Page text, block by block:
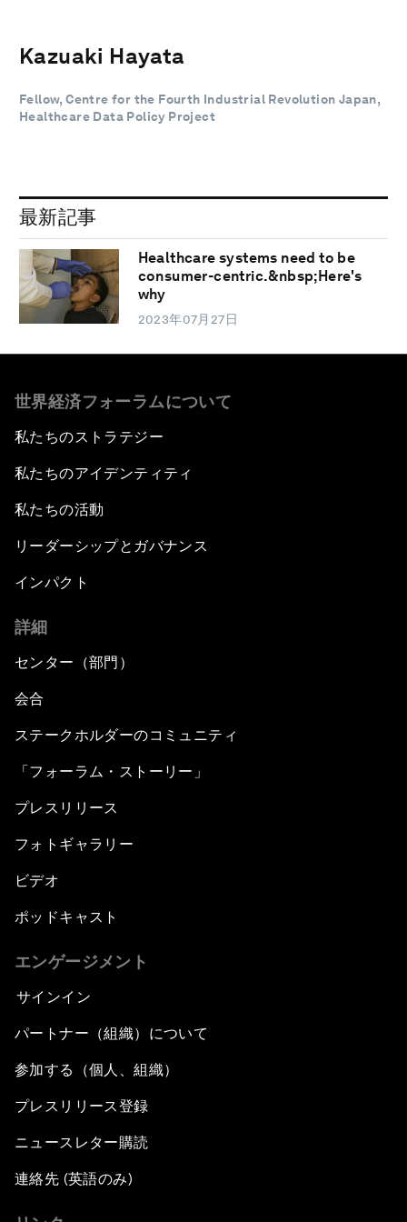
Kazuaki Hayata
Fellow, Centre for the Fourth Industrial Revolution Japan,
Healthcare Data Policy Project
最新記事
Healthcare systems need to be
consumer-centric.&nbsp;Here's
why
2023年07月27日
世界経済フォーラムについて
私たちのストラテジー
私たちのアイデンティティ
私たちの活動
リーダーシップとガバナンス
インパクト
詳細
センター（部門）
会合
ステークホルダーのコミュニティ
「フォーラム・ストーリー」
プレスリリース
フォトギャラリー
ビデオ
ポッドキャスト
エンゲージメント
サインイン
パートナー（組織）について
参加する（個人、組織）
プレスリリース登録
ニュースレター購読
連絡先 (英語のみ)